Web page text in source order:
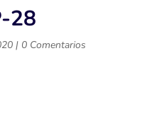
28
| 0 Comentarios